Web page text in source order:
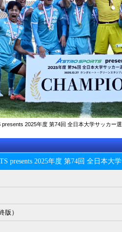
presents 2025年度 第74回 全⽇本⼤学サッカー
presents 2025年度 第74回 全⽇本⼤
版）